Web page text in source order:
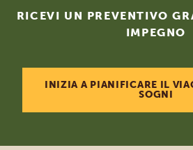
RICEVI UN PREVENTIVO
IMPEGNO
INIZIA A PIANIFICARE IL
SOGNI